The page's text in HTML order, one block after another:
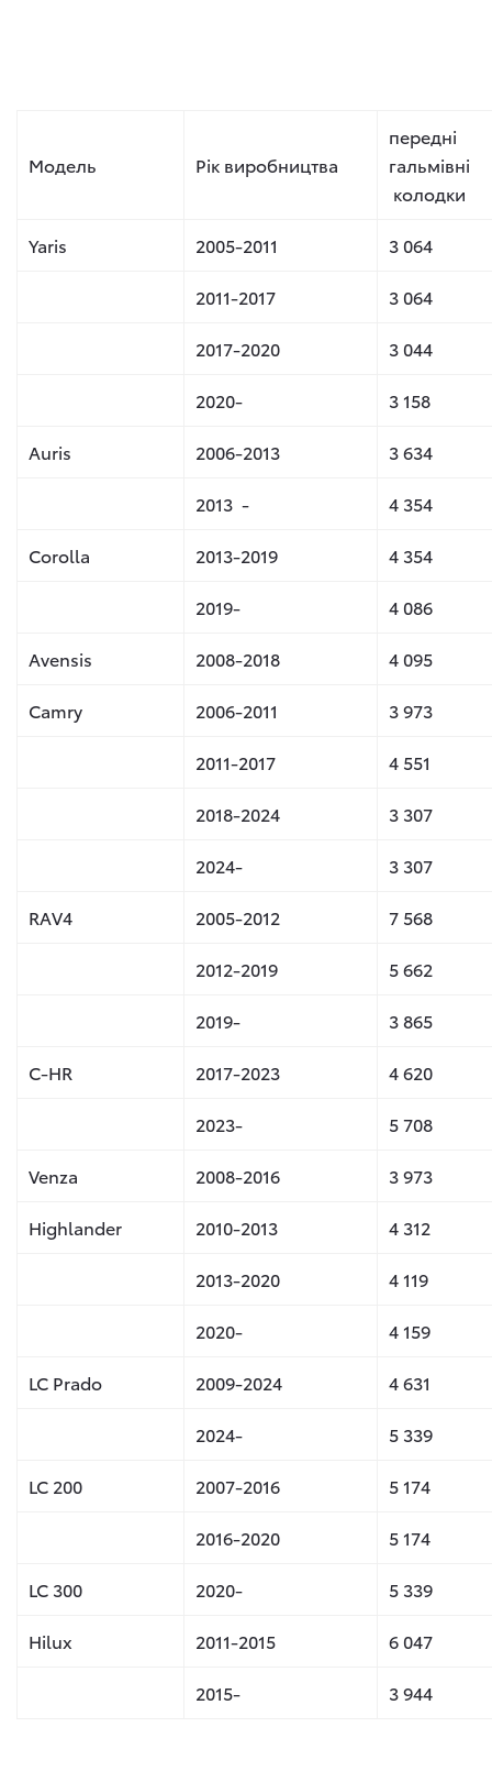
Модель Рік виробництва
передні
гальмівні
колодки
Yaris 2005-2011 3 064
2011-2017 3 064
2017-2020 3 044
2020- 3 158
Auris 2006-2013 3 634
2013 - 4 354
Corolla 2013-2019 4 354
2019- 4 086
Avensis 2008-2018 4 095
Camry 2006-2011 3 973
2011-2017 4 551
2018-2024 3 307
2024- 3 307
RAV4 2005-2012 7 568
2012-2019 5 662
2019- 3 865
C-HR 2017-2023 4 620
2023- 5 708
Venza 2008-2016 3 973
Highlander 2010-2013 4 312
2013-2020 4 119
2020- 4 159
LC Prado 2009-2024 4 631
2024- 5 339
LC 200 2007-2016 5 174
2016-2020 5 174
LC 300 2020- 5 339
Hilux 2011-2015 6 047
2015- 3 944